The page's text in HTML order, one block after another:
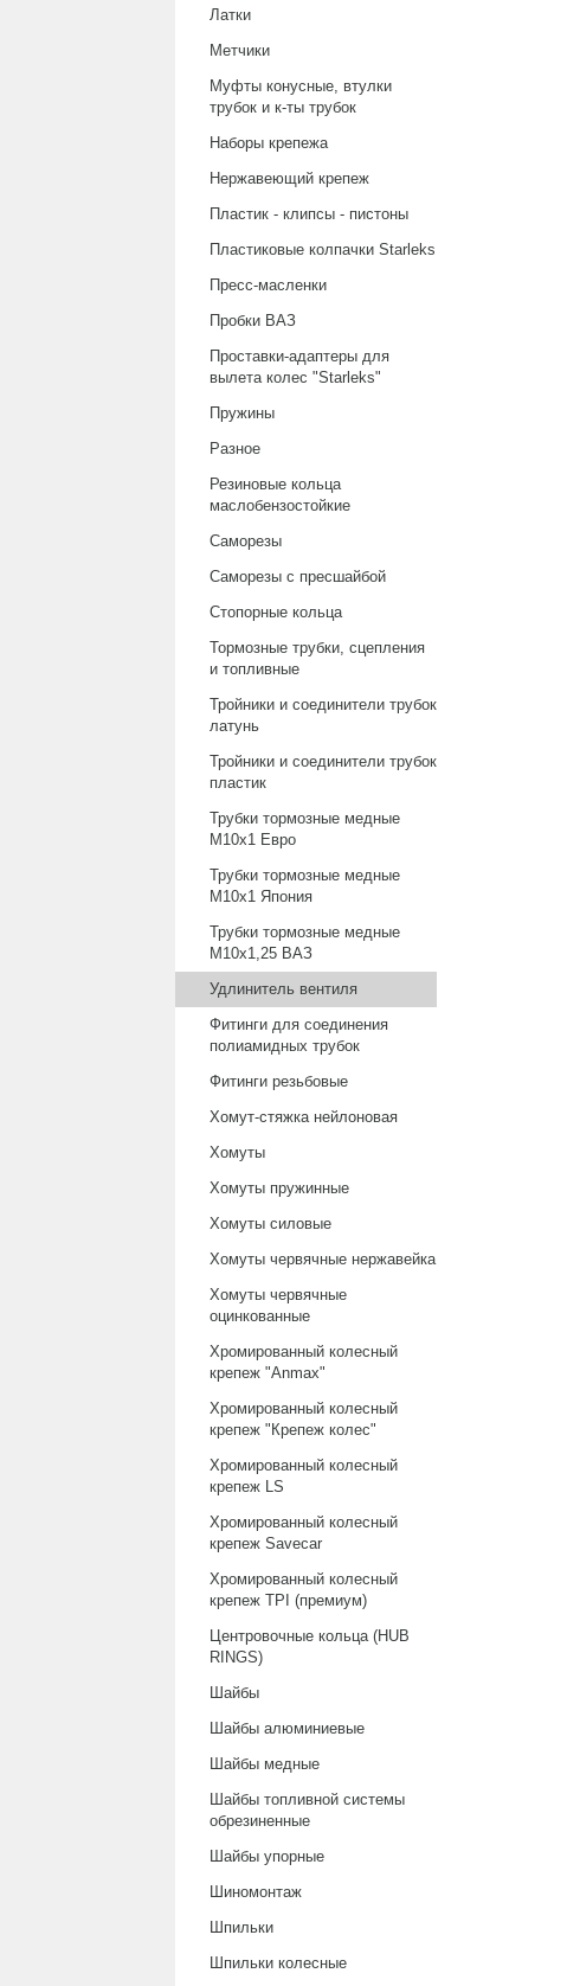
Латки
Метчики
Муфты конусные, втулки
трубок и к-ты трубок
Наборы крепежа
Нержавеющий крепеж
Пластик - клипсы - пистоны
Пластиковые колпачки Starleks
Пресс-масленки
Пробки ВАЗ
Проставки-адаптеры для
вылета колес "Starleks"
Пружины
Разное
Резиновые кольца
маслобензостойкие
Саморезы
Саморезы с пресшайбой
Стопорные кольца
Тормозные трубки, сцепления
и топливные
Тройники и соединители трубок
латунь
Тройники и соединители трубок
пластик
Трубки тормозные медные
М10х1 Евро
Трубки тормозные медные
М10х1 Япония
Трубки тормозные медные
М10х1,25 ВАЗ
Удлинитель вентиля
Фитинги для соединения
полиамидных трубок
Фитинги резьбовые
Хомут-стяжка нейлоновая
Хомуты
Хомуты пружинные
Хомуты силовые
Хомуты червячные нержавейка
Хомуты червячные
оцинкованные
Хромированный колесный
крепеж "Anmax"
Хромированный колесный
крепеж "Крепеж колес"
Хромированный колесный
крепеж LS
Хромированный колесный
крепеж Savecar
Хромированный колесный
крепеж TPI (премиум)
Центровочные кольца (HUB
RINGS)
Шайбы
Шайбы алюминиевые
Шайбы медные
Шайбы топливной системы
обрезиненные
Шайбы упорные
Шиномонтаж
Шпильки
Шпильки колесные